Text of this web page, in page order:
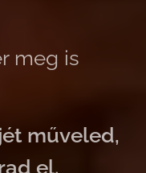
meg is
műveled,
el.